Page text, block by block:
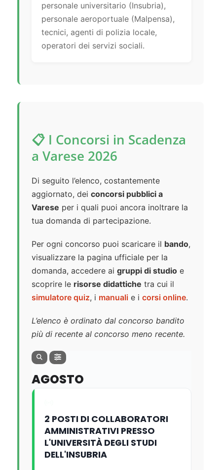
personale universitario (Insubria),
personale aeroportuale (Malpensa),
tecnici, agenti di polizia locale,
operatori dei servizi sociali.
📋 I Concorsi in Scadenza
a Varese 2026
Di seguito l’elenco, costantemente
aggiornato, dei concorsi pubblici a
Varese per i quali puoi ancora inoltrare la
tua domanda di partecipazione.
Per ogni concorso puoi scaricare il bando,
visualizzare la pagina ufficiale per la
domanda, accedere ai gruppi di studio e
scoprire le risorse didattiche tra cui il
simulatore quiz, i manuali e i corsi online.
L’elenco è ordinato dal concorso bandito
più di recente al concorso meno recente.
AGOSTO
2 POSTI DI COLLABORATORI
AMMINISTRATIVI PRESSO
L'UNIVERSITÀ DEGLI STUDI
DELL'INSUBRIA